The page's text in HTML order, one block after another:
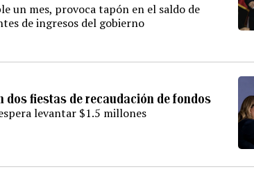
un mes, provoca tapón en el saldo de
de ingresos del gobierno
dos fiestas de recaudación de fondos
levantar $1.5 millones